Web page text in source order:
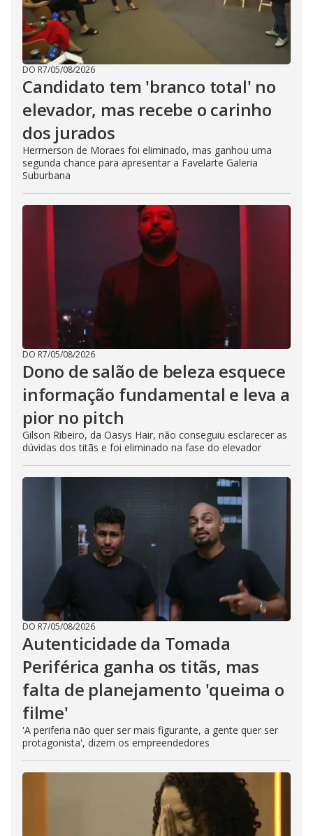
DO R7/05/08/2026
Candidato tem 'branco total' no
elevador, mas recebe o carinho
dos jurados
Hermerson de Moraes foi eliminado, mas ganhou uma
segunda chance para apresentar a Favelarte Galeria
Suburbana
DO R7/05/08/2026
Dono de salão de beleza esquece
informação fundamental e leva a
pior no pitch
Gilson Ribeiro, da Oasys Hair, não conseguiu esclarecer as
dúvidas dos titãs e foi eliminado na fase do elevador
DO R7/05/08/2026
Autenticidade da Tomada
Periférica ganha os titãs, mas
falta de planejamento 'queima o
filme'
'A periferia não quer ser mais figurante, a gente quer ser
protagonista', dizem os empreendedores